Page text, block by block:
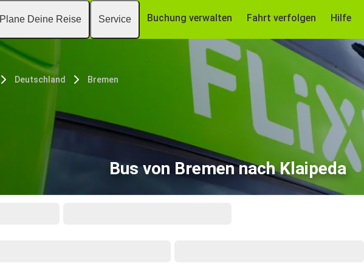
Plane Deine Reise Service Buchung verwalten Fahrt verfolgen Hilfe
Deutschland Bremen
Bus von Bremen nach Klaipeda